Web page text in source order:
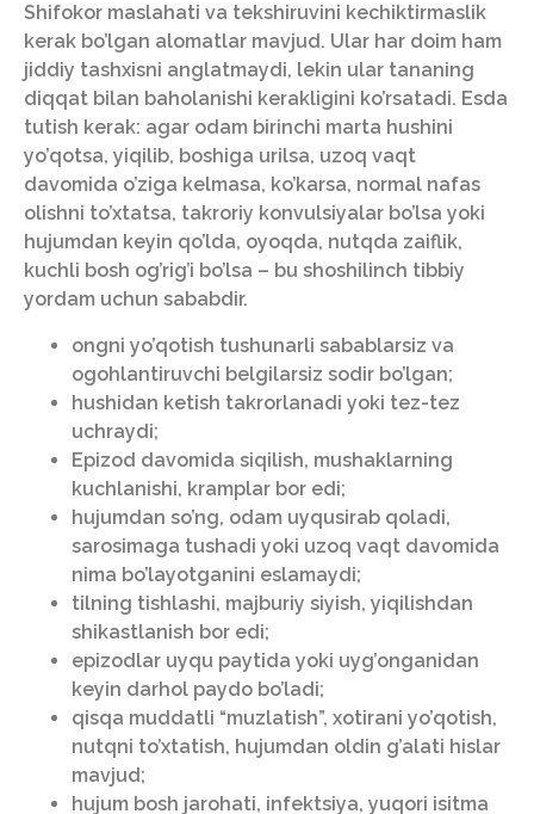
Shifokor maslahati va tekshiruvini kechiktirmaslik
kerak bo’lgan alomatlar mavjud. Ular har doim ham
jiddiy tashxisni anglatmaydi, lekin ular tananing
diqqat bilan baholanishi kerakligini ko’rsatadi. Esda
tutish kerak: agar odam birinchi marta hushini
yo’qotsa, yiqilib, boshiga urilsa, uzoq vaqt
davomida o’ziga kelmasa, ko’karsa, normal nafas
olishni to’xtatsa, takroriy konvulsiyalar bo’lsa yoki
hujumdan keyin qo’lda, oyoqda, nutqda zaiflik,
kuchli bosh og’rig’i bo’lsa – bu shoshilinch tibbiy
yordam uchun sababdir.
ongni yo’qotish tushunarli sabablarsiz va
ogohlantiruvchi belgilarsiz sodir bo’lgan;
hushidan ketish takrorlanadi yoki tez-tez
uchraydi;
Epizod davomida siqilish, mushaklarning
kuchlanishi, kramplar bor edi;
hujumdan so’ng, odam uyqusirab qoladi,
sarosimaga tushadi yoki uzoq vaqt davomida
nima bo’layotganini eslamaydi;
tilning tishlashi, majburiy siyish, yiqilishdan
shikastlanish bor edi;
epizodlar uyqu paytida yoki uyg’onganidan
keyin darhol paydo bo’ladi;
qisqa muddatli “muzlatish”, xotirani yo’qotish,
nutqni to’xtatish, hujumdan oldin g’alati hislar
mavjud;
hujum bosh jarohati, infektsiya, yuqori isitma